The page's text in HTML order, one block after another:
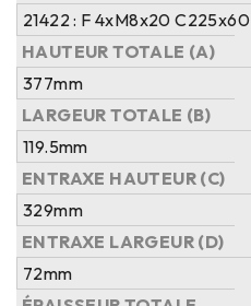
21422 : F 4xM8x20 C225x60
HAUTEUR TOTALE (A)
377mm
LARGEUR TOTALE (B)
119.5mm
ENTRAXE HAUTEUR (C)
329mm
ENTRAXE LARGEUR (D)
72mm